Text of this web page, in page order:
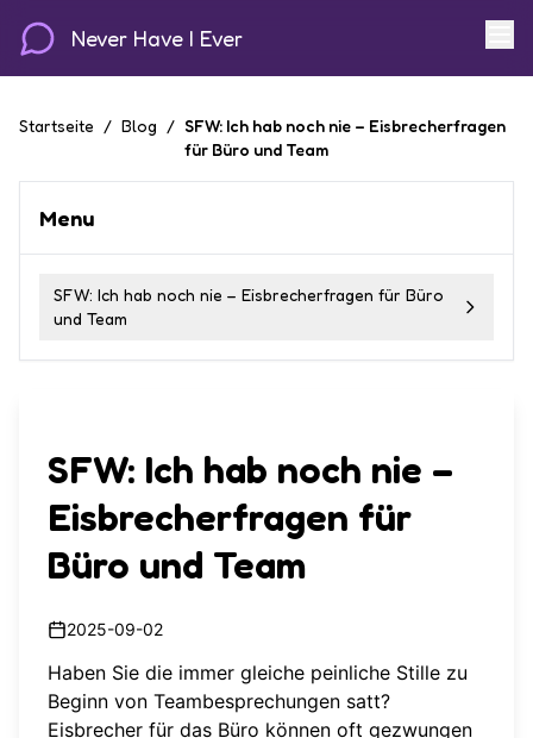
Never Have I Ever
Startseite / Blog / SFW: Ich hab noch nie – Eisbrecherfragen
für Büro und Team
Menu
SFW: Ich hab noch nie – Eisbrecherfragen für Büro
und Team
SFW: Ich hab noch nie –
Eisbrecherfragen für
Büro und Team
2025-09-02
Haben Sie die immer gleiche peinliche Stille zu
Beginn von Teambesprechungen satt?
Eisbrecher für das Büro können oft gezwungen